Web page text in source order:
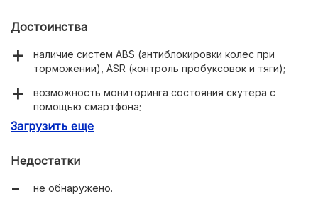
Достоинства
наличие систем ABS (антиблокировки колес при
торможении), ASR (контроль пробуксовок и тяги);
возможность мониторинга состояния скутера с
помощью смартфона;
очень узнаваемый внешний вид;
максимальной скорости.
Загрузить еще
Недостатки
не обнаружено.